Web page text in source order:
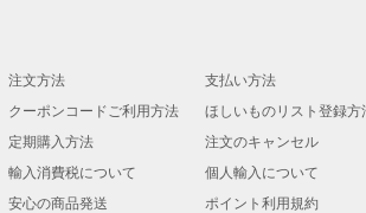
注文方法 支払い方法
クーポンコードご利用方法 ほしいものリスト登録方
定期購入方法 注文のキャンセル
輸入消費税について 個人輸入について
安心の商品発送 ポイント利用規約